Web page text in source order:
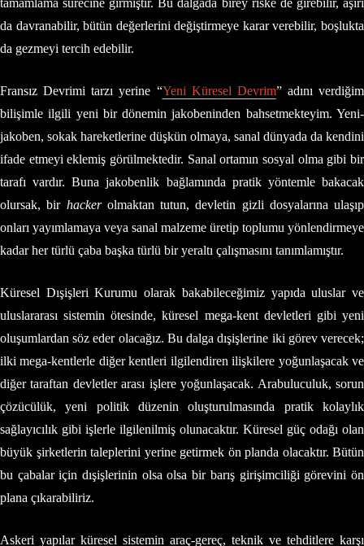
tamamlama sürecine girmiştir. Bu dalgada birey riske de girebilir, aşırı
da davranabilir, bütün değerlerini değiştirmeye karar verebilir, boşlukta
da gezmeyi tercih edebilir.
Fransız Devrimi tarzı yerine “Yeni Küresel Devrim” adını verdiğim
bilişimle ilgili yeni bir dönemin jakobeninden bahsetmekteyim. Yeni-
jakoben, sokak hareketlerine düşkün olmaya, sanal dünyada da kendini
ifade etmeyi eklemiş görülmektedir. Sanal ortamın sosyal olma gibi bir
tarafı vardır. Buna jakobenlik bağlamında pratik yöntemle bakacak
olursak, bir hacker olmaktan tutun, devletin gizli dosyalarına ulaşıp
onları yayımlamaya veya sanal malzeme üretip toplumu yönlendirmeye
kadar her türlü çaba başka türlü bir yeraltı çalışmasını tanımlamıştır.
Küresel Dışişleri Kurumu olarak bakabileceğimiz yapıda uluslar ve
uluslararası sistemin ötesinde, küresel mega-kent devletleri gibi yeni
oluşumlardan söz eder olacağız. Bu dalga dışişlerine iki görev verecek;
ilki mega-kentlerle diğer kentleri ilgilendiren ilişkilere yoğunlaşacak ve
diğer taraftan devletler arası işlere yoğunlaşacak. Arabuluculuk, sorun
çözücülük, yeni politik düzenin oluşturulmasında pratik kolaylık
sağlayıcılık gibi işlerle ilgilenilmiş olunacaktır. Küresel güç odağı olan
büyük şirketlerin taleplerini yerine getirmek ön planda olacaktır. Bütün
bu çabalar için dışişlerinin olsa olsa bir barış girişimciliği görevini ön
plana çıkarabiliriz.
Askeri yapılar küresel sistemin araç-gereç, teknik ve tehditlere karşı